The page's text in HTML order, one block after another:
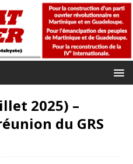
2025) –
du GRS